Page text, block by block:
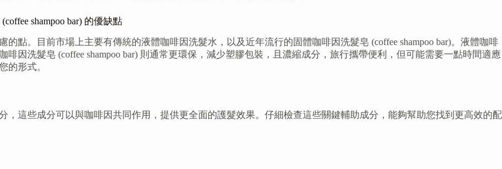
shampoo bar) 的優缺點
點。目前市場上主要有傳統的液體咖啡因洗髮水，以及近年流行的固體咖啡因洗髮皂 (coffee shampoo bar)。液體咖啡
因洗髮皂 (coffee shampoo bar) 則通常更環保，減少塑膠包裝，且濃縮成分，旅行攜帶便利，但可能需要一點時間適應
的形式。
，這些成分可以與咖啡因共同作用，提供更全面的護髮效果。仔細檢查這些關鍵輔助成分，能夠幫助您找到更高效的配